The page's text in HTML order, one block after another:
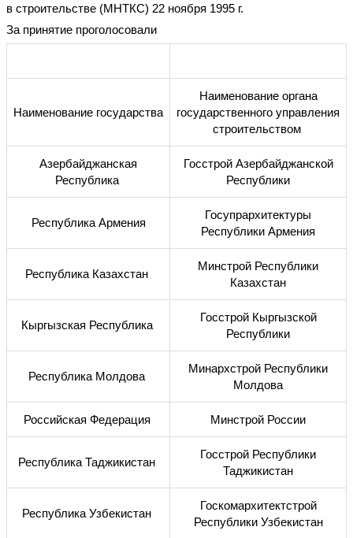
в строительстве (МНТКС) 22 ноября 1995 г.
За принятие проголосовали
Наименование государства
Наименование органа
государственного управления
строительством
Азербайджанская
Республика
Госстрой Азербайджанской
Республики
Республика Армения
Госупрархитектуры
Республики Армения
Республика Казахстан
Минстрой Республики
Казахстан
Кыргызская Республика
Госстрой Кыргызской
Республики
Республика Молдова
Минархстрой Республики
Молдова
Российская Федерация Минстрой России
Республика Таджикистан
Госстрой Республики
Таджикистан
Республика Узбекистан
Госкомархитектстрой
Республики Узбекистан